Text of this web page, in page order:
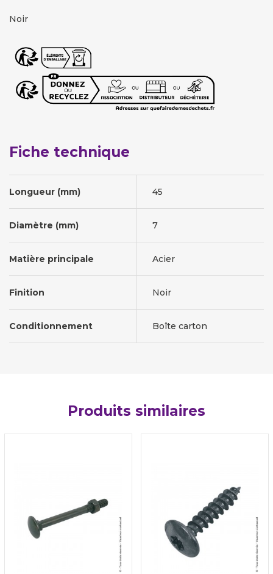
Noir
Fiche technique
Longueur (mm) 45
Diamètre (mm) 7
Matière principale Acier
Finition Noir
Conditionnement Boîte carton
Produits similaires